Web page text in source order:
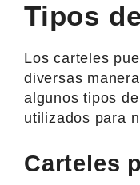
Tipos
Los carteles
diversas
algunos tipos
utilizados para
Carteles